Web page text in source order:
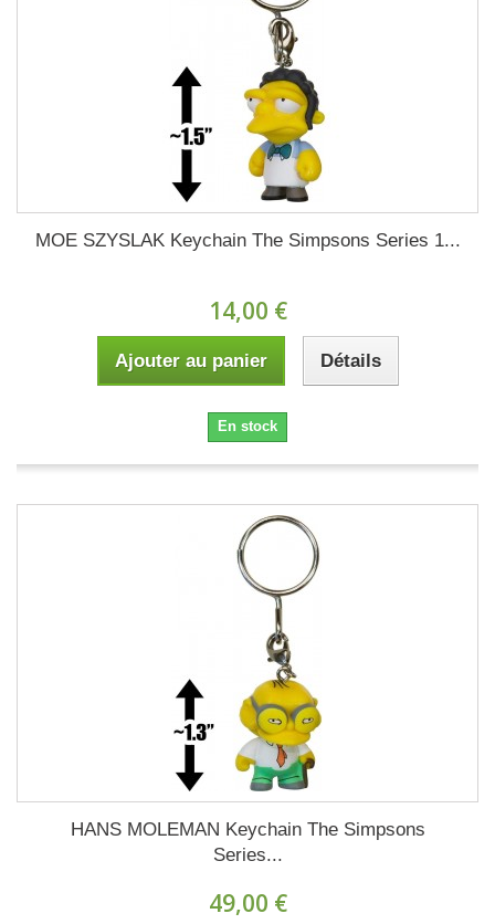
MOE SZYSLAK Keychain The Simpsons Series 1...
14,00 €
Ajouter au panier Détails
En stock
HANS MOLEMAN Keychain The Simpsons
Series...
49,00 €